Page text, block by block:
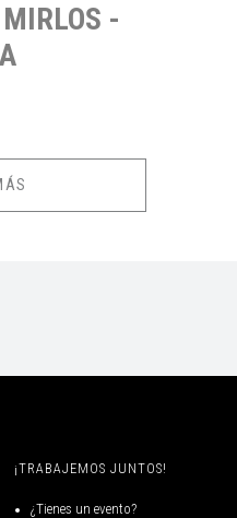
-
y la cumbia peruana a cargo de
con los clásicos temas como "El
¡TRABAJEMOS JUNTOS!
¿Tienes un evento?